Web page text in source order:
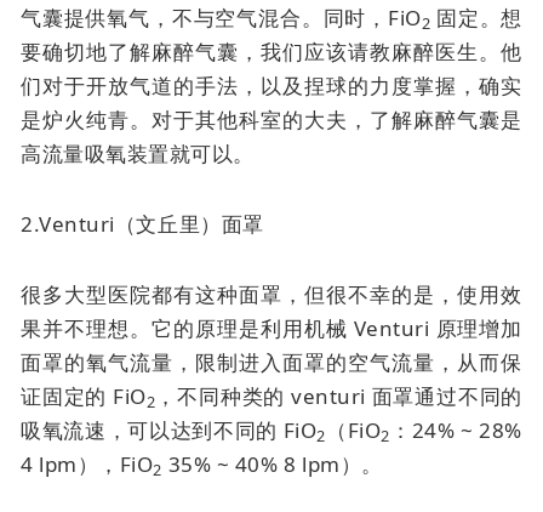
气囊提供氧气，不与空气混合。同时，FiO2 固定。想
要确切地了解麻醉气囊，我们应该请教麻醉医生。他
们对于开放气道的手法，以及捏球的力度掌握，确实
是炉火纯青。对于其他科室的大夫，了解麻醉气囊是
高流量吸氧装置就可以。
2.Venturi（文丘里）面罩
很多大型医院都有这种面罩，但很不幸的是，使用效
果并不理想。它的原理是利用机械 Venturi 原理增加
面罩的氧气流量，限制进入面罩的空气流量，从而保
证固定的 FiO2 ，不同种类的 venturi 面罩通过不同的
吸氧流速，可以达到不同的 FiO2 （FiO2 ：24% ~ 28%
4 lpm），FiO2 35% ~ 40% 8 lpm）。